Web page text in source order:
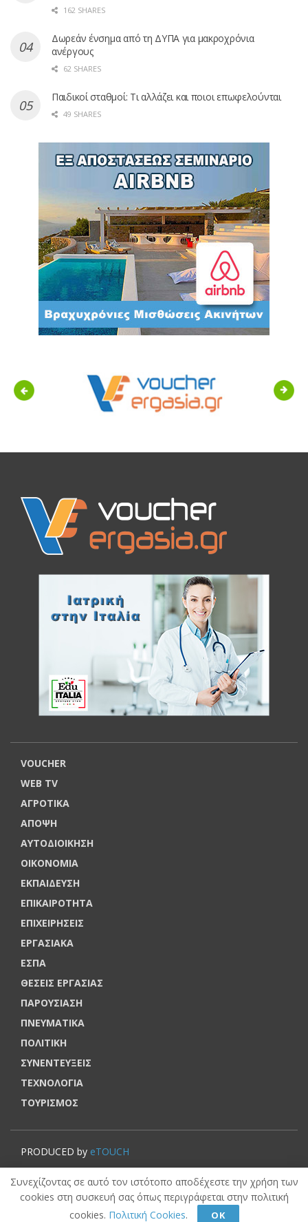
162 SHARES
Δωρεάν ένσημα από τη ΔΥΠΑ για μακροχρόνια
ανέργους
62 SHARES
Παιδικοί σταθμοί: Τι αλλάζει και ποιοι επωφελούνται
49 SHARES
Previous Next
VOUCHER
WEB TV
ΑΓΡΟΤΙΚΑ
ΑΠΟΨΗ
ΑΥΤΟΔΙΟΙΚΗΣΗ
ΟΙΚΟΝΟΜΙΑ
ΕΚΠΑΙΔΕΥΣΗ
ΕΠΙΚΑΙΡΟΤΗΤΑ
ΕΠΙΧΕΙΡΗΣΕΙΣ
ΕΡΓΑΣΙΑΚΑ
ΕΣΠΑ
ΘΕΣΕΙΣ ΕΡΓΑΣΙΑΣ
ΠΑΡΟΥΣΙΑΣΗ
ΠΝΕΥΜΑΤΙΚΑ
ΠΟΛΙΤΙΚΗ
ΣΥΝΕΝΤΕΥΞΕΙΣ
ΤΕΧΝΟΛΟΓΙΑ
ΤΟΥΡΙΣΜΟΣ
PRODUCED by eTOUCH
© VOUCHERERGASIA.GR, 2022 | All rights reserved.
Συνεχίζοντας σε αυτό τον ιστότοπο αποδέχεστε την χρήση των
cookies στη συσκευή σας όπως περιγράφεται στην πολιτική
cookies. Πολιτική Cookies. ΟΚ